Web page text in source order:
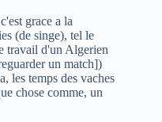
grace a la
(de singe), tel le
travail d'un Algerien
un match])
les temps des vaches
chose comme, un